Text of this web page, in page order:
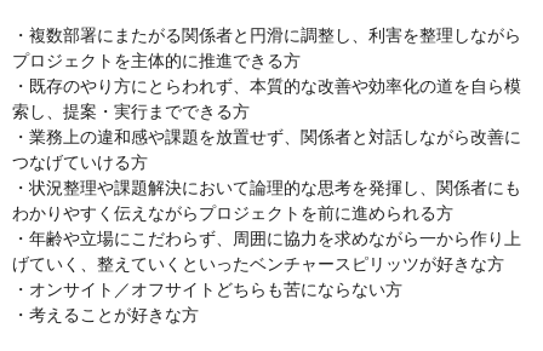
・複数部署にまたがる関係者と円滑に調整し、利害を整理しながら
プロジェクトを主体的に推進できる方
・既存のやり方にとらわれず、本質的な改善や効率化の道を自ら模
索し、提案・実行までできる方
・業務上の違和感や課題を放置せず、関係者と対話しながら改善に
つなげていける方
・状況整理や課題解決において論理的な思考を発揮し、関係者にも
わかりやすく伝えながらプロジェクトを前に進められる方
・年齢や立場にこだわらず、周囲に協力を求めながら一から作り上
げていく、整えていくといったベンチャースピリッツが好きな方
・オンサイト／オフサイトどちらも苦にならない方
・考えることが好きな方